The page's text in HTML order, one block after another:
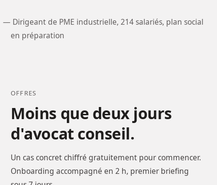
— Dirigeant de PME industrielle, 214 salariés, plan social
en préparation
OFFRES
Moins que deux jours
d'avocat conseil.
Un cas concret chiffré gratuitement pour commencer.
Onboarding accompagné en 2 h, premier briefing